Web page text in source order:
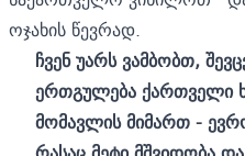
ოჯახის წევრად.
ჩვენ უარს ვამბობთ,
ერთგულება ქართველი
მომავლის მიმართ -